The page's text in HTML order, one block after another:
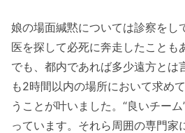
娘の場面緘黙については診察をし
医を探して必死に奔走したこと
でも、都内であれば多少遠方とは
も2時間以内の場所において求め
うことが叶いました。“良いチー
っています。それら周囲の専門家